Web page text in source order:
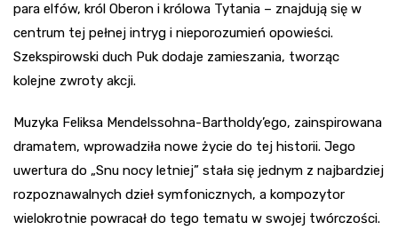
para elfów, król Oberon i królowa Tytania – znajdują się w
centrum tej pełnej intryg i nieporozumień opowieści.
Szekspirowski duch Puk dodaje zamieszania, tworząc
kolejne zwroty akcji.
Muzyka Feliksa Mendelssohna-Bartholdy’ego, zainspirowana
dramatem, wprowadziła nowe życie do tej historii. Jego
uwertura do „Snu nocy letniej” stała się jednym z najbardziej
rozpoznawalnych dzieł symfonicznych, a kompozytor
wielokrotnie powracał do tego tematu w swojej twórczości.